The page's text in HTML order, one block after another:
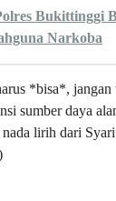
Bukittinggi
Narkoba
*bisa*,
sumber daya
nada lirih dari